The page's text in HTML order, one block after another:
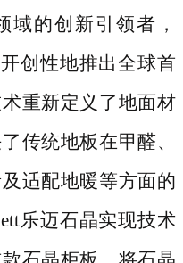
域的创新引领者，
创性地推出全球首
重新定义了地面材
传统地板在甲醛、
适配地暖等方面的
乐迈石晶实现技术